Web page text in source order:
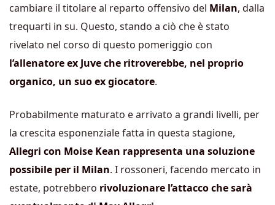
cambiare il titolare al reparto offensivo del Milan, dalla
trequarti in su. Questo, stando a ciò che è stato
rivelato nel corso di questo pomeriggio con
l’allenatore ex Juve che ritroverebbe, nel proprio
organico, un suo ex giocatore.
Probabilmente maturato e arrivato a grandi livelli, per
la crescita esponenziale fatta in questa stagione,
Allegri con Moise Kean rappresenta una soluzione
possibile per il Milan. I rossoneri, facendo mercato in
estate, potrebbero rivoluzionare l’attacco che sarà